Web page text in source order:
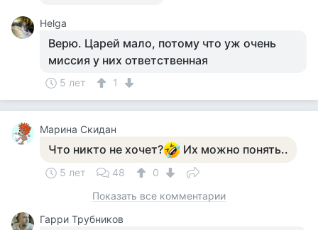
Helga
Верю. Царей мало, потому что уж очень
миссия у них ответственная
5 лет 1
Марина Скидан
Что никто не хочет? Их можно понять..
5 лет 48
0
Показать все комментарии
Гарри Трубников